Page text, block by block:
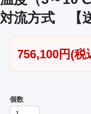
対流方式 【
756,100円(税
個数